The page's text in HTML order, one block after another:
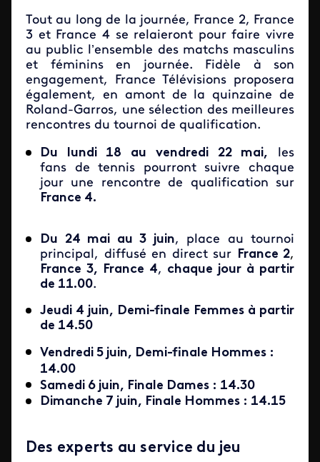
Tout au long de la journée, France 2, France
3 et France 4se relaieront pour faire vivre
au public l’ensemble des matchs masculins
et féminins en journée. Fidèle à son
engagement, France Télévisions proposera
également, en amont de la quinzaine de
Roland-Garros, une sélection des meilleures
rencontres du tournoi de qualification.
Du lundi 18 au vendredi 22 mai, les
fans de tennis pourront suivre chaque
jour une rencontre de qualification sur
France 4.
Du 24 mai au 3 juin, place au tournoi
principal, diffusé en direct sur France 2,
France 3, France 4, chaque jour à partir
de 11.00.
Jeudi 4 juin, Demi-finale Femmes à partir
de 14.50
Vendredi 5 juin, Demi-finale Hommes :
14.00
Samedi 6 juin, Finale Dames : 14.30
Dimanche 7 juin, Finale Hommes : 14.15
Des experts au service du jeu